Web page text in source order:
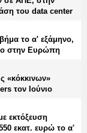
του data center
το α' εξάμηνο,
στην Ευρώπη
«κόκκινων»
τον Ιούνιο
εκτόξευση
εκατ. ευρώ το α'